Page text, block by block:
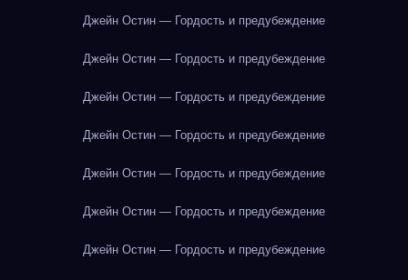
Джейн Остин — Гордость и предубеждение
Джейн Остин — Гордость и предубеждение
Джейн Остин — Гордость и предубеждение
Джейн Остин — Гордость и предубеждение
Джейн Остин — Гордость и предубеждение
Джейн Остин — Гордость и предубеждение
Джейн Остин — Гордость и предубеждение